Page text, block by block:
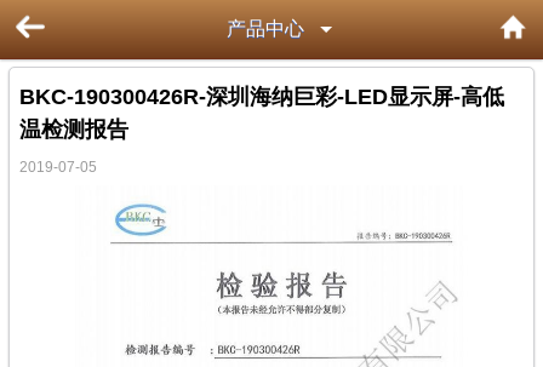
产品中心
BKC-190300426R-深圳海纳巨彩-LED显示屏-高低
温检测报告
2019-07-05